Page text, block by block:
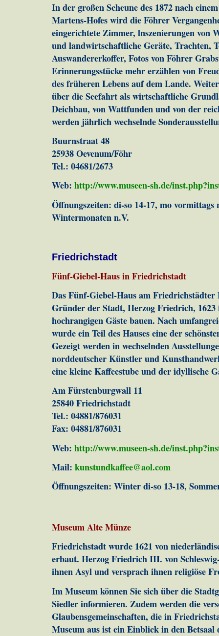
In der großen Scheune des 1872 nach
Martens-Hofes wird die Föhrer
eingerichtete Zimmer, lnszenierungen von
und landwirtschaftliche Geräte, Trachten,
Auswandererkoffer, Fotos von Föhrer
Erinnerungsstücke mehr erzählen von
des früheren Lebens auf dem Lande.
über die Seefahrt als wirtschaftliche
Deichbau, von Wattfunden und von der
werden jährlich wechselnde
Buurnstraat 48
25938 Oevenum/Föhr
Tel.: 04681/2673
Web:http://www.museen-sh.de/
Öffnungszeiten: di-so 14-17, mo vormittags
Wintermonaten n.V.
Friedrichstadt
Fünf-Giebel-Haus in Friedrichstadt
Das Fünf-Giebel-Haus am
Gründer der Stadt, Herzog Friedrich, 1623
hochrangigen Gäste bauen. Nach
wurde ein Teil des Hauses eine der
Gezeigt werden in wechselnden
norddeutscher Künstler und
eine kleine Kaffeestube und der idyllische
Am Fürstenburgwall 11
25840 Friedrichstadt
Tel.: 04881/876031
Fax: 04881/876031
Web:http://www.museen-sh.de/
Mail:kunstundkaffee@aol.com
Öffnungszeiten: Winter di-so 13-18,
Museum Alte Münze
Friedrichstadt wurde 1621 von
erbaut. Herzog Friedrich III. von
ihnen Asyl und versprach ihnen religiöse
Im Museum können Sie sich über die
Siedler informieren. Zudem werden die
Glaubensgemeinschaften, die in
Museum aus ist ein Einblick in den